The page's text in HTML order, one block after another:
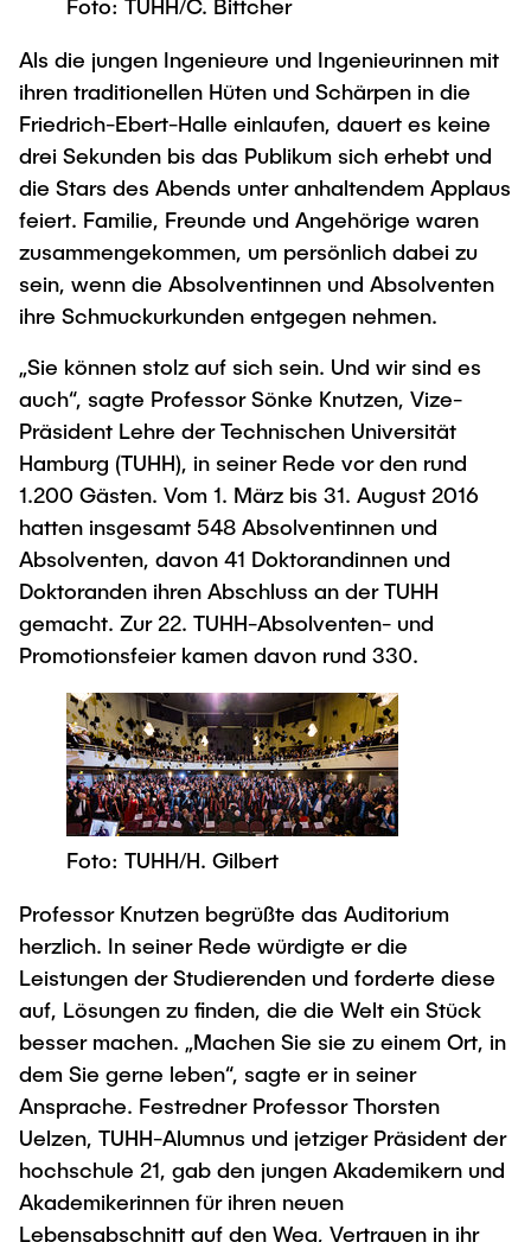
Newsroom
Press Release
Flyers and brochures
University magazine spektrum
Events
Merchandise-Shop
Working at TU Hamburg
Faculty recruiting
Information for new employees
Internal Information
New@tuhh
Around student life
study organization
AI in Education
After Graduation
Alumni
Career Center
Graduate Academy
Doctoral Degrees
Continuing Education
Change"
Research Funding
Early Career Research Support
Good Scientific Practice
Future Lectures
Team
Research & Transfer News
Interdisciplinary Workshop of the FSP
"Biobased Processes and Reactor
Technologies"
Process Engineering
Study programs
Research and Institutes
Technology and Innovation in Education
News
Study programs
Research and Institutes
Research and Institutes
Mechanical Engineering
Study programs
Research and institutes
Joint School of Multidisciplinary Studies
Institutes
Overview
Intercultural Hub
International Scholars & Guests
Partnerships and Strategy
Study Exchange Partnerships
How to establish partnerships
Strategy
Contacts & International Team
Foto: TUHH/C. Bittcher
Als die jungen Ingenieure und Ingenieurinnen mit
ihren traditionellen Hüten und Schärpen in die
Friedrich-Ebert-Halle einlaufen, dauert es keine
drei Sekunden bis das Publikum sich erhebt und
die Stars des Abends unter anhaltendem Applaus
feiert. Familie, Freunde und Angehörige waren
zusammengekommen, um persönlich dabei zu
sein, wenn die Absolventinnen und Absolventen
ihre Schmuckurkunden entgegen nehmen.
„Sie können stolz auf sich sein. Und wir sind es
auch“, sagte Professor Sönke Knutzen, Vize-
Präsident Lehre der Technischen Universität
Hamburg (TUHH), in seiner Rede vor den rund
1.200 Gästen. Vom 1. März bis 31. August 2016
hatten insgesamt 548 Absolventinnen und
Absolventen, davon 41 Doktorandinnen und
Doktoranden ihren Abschluss an der TUHH
gemacht. Zur 22. TUHH-Absolventen- und
Promotionsfeier kamen davon rund 330.
Foto: TUHH/H. Gilbert
Professor Knutzen begrüßte das Auditorium
herzlich. In seiner Rede würdigte er die
Leistungen der Studierenden und forderte diese
auf, Lösungen zu finden, die die Welt ein Stück
besser machen. „Machen Sie sie zu einem Ort, in
dem Sie gerne leben“, sagte er in seiner
Ansprache. Festredner Professor Thorsten
Uelzen, TUHH-Alumnus und jetziger Präsident der
hochschule 21, gab den jungen Akademikern und
Akademikerinnen für ihren neuen
Lebensabschnitt auf den Weg, Vertrauen in ihr